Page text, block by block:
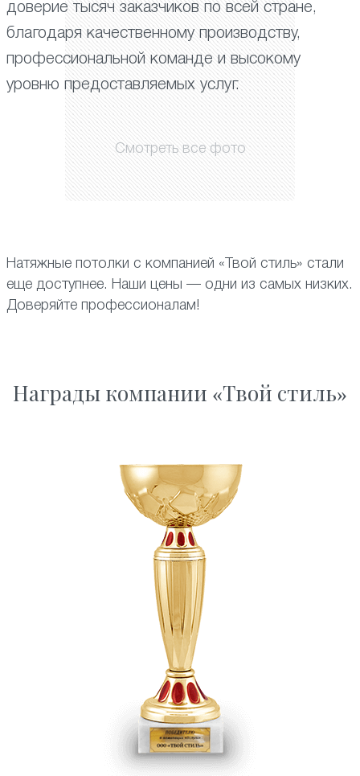
доверие тысяч заказчиков по всей стране,
благодаря качественному производству,
профессиональной команде и высокому
уровню предоставляемых услуг.
Смотреть все фото
Натяжные потолки с компанией «Твой стиль» стали
еще доступнее. Наши цены — одни из самых низких.
Доверяйте профессионалам!
Награды компании «Твой стиль»